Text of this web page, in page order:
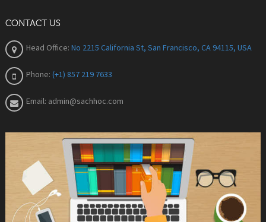
CONTACT US
Head Office: No 2215 California St, San Francisco, CA 94115, USA
Phone: (+1) 857 219 7633
Email: admin@sachhoc.com